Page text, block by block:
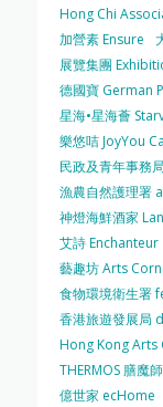
Hong Chi
加營素 Ensure
展覽集團
德國寶 German
星海•星海薈
樂悠咭 JoyYou
民政及青年事務
漁農自然護理署
神燈海鮮酒家
艾詩 Enchanteur
藝趣坊 Arts
食物環境衛生署
香港旅遊發展局
Hong Kong Arts
THERMOS 膳魔師
億世家 ecHome